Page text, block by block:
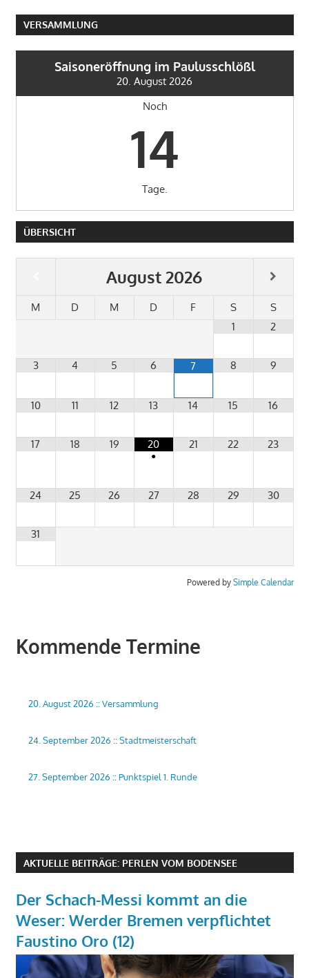
VERSAMMLUNG
Saisoneröffnung im Paulusschlößl
20. August 2026
Noch
14
Tage.
ÜBERSICHT
August 2026
M D M D F S
S
1
2
3 4 5 6 7 8 9
10 11 12 13 14 15 16
17 18 19
20
•
21 22 23
24 25 26 27 28 29 30
31
Powered by Simple Calendar
Kommende Termine
20. August 2026 ::Versammlung
24. September 2026 ::Stadtmeisterschaft
27. September 2026 :: Punktspiel 1. Runde
AKTUELLE BEITRÄGE: PERLEN VOM BODENSEE
Der Schach-Messi kommt an die
Weser: Werder Bremen verpflichtet
Faustino Oro (12)